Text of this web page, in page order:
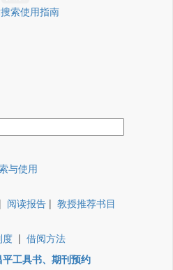
索使用指南
与使用
| 阅读报告 | 教授推荐书目
度 | 借阅方法
平工具书、期刊预约